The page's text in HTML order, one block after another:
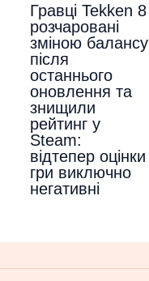
Гравці Tekken 8
розчаровані
зміною балансу
після
останнього
оновлення та
знищили
рейтинг у
Steam:
відтепер оцінки
гри виключно
негативні